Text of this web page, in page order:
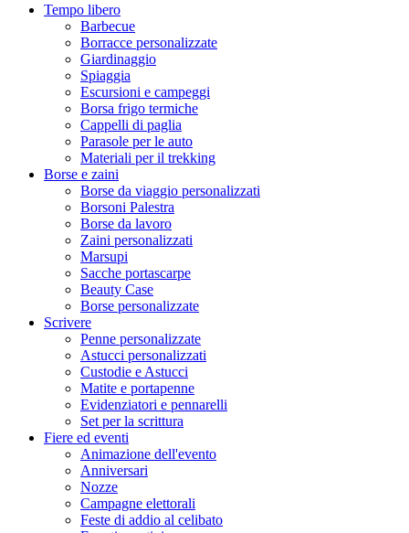
Tempo libero
Barbecue
Borracce personalizzate
Giardinaggio
Spiaggia
Escursioni e campeggi
Borsa frigo termiche
Cappelli di paglia
Parasole per le auto
Materiali per il trekking
Borse e zaini
Borse da viaggio personalizzati
Borsoni Palestra
Borse da lavoro
Zaini personalizzati
Marsupi
Sacche portascarpe
Beauty Case
Borse personalizzate
Scrivere
Penne personalizzate
Astucci personalizzati
Custodie e Astucci
Matite e portapenne
Evidenziatori e pennarelli
Set per la scrittura
Fiere ed eventi
Animazione dell'evento
Anniversari
Nozze
Campagne elettorali
Feste di addio al celibato